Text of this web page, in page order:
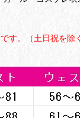
す。（土日祝を除